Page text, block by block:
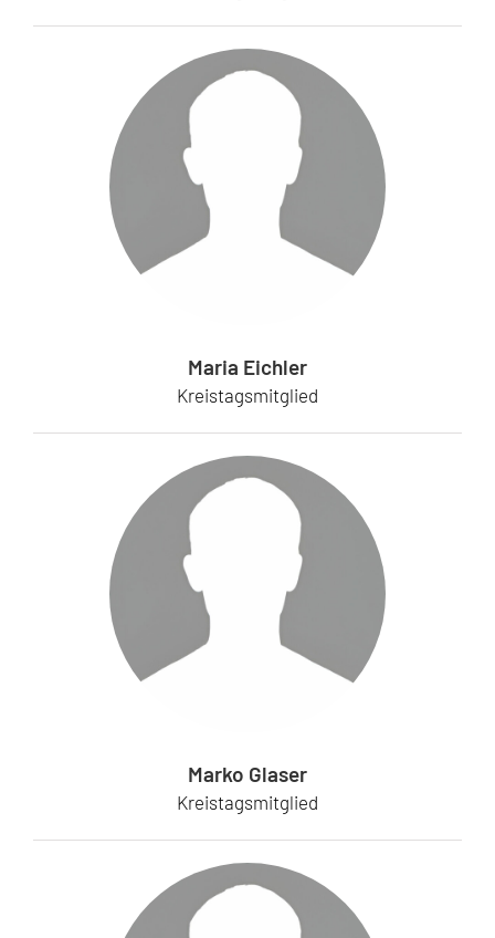
Maria Eichler
Kreistagsmitglied
Marko Glaser
Kreistagsmitglied